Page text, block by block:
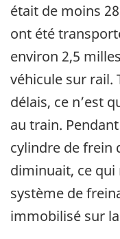
était de moins
ont été
environ 2,5
véhicule sur rail.
délais, ce n’est
au train.
cylindre de frein
diminuait, ce qui
système de
immobilisé sur